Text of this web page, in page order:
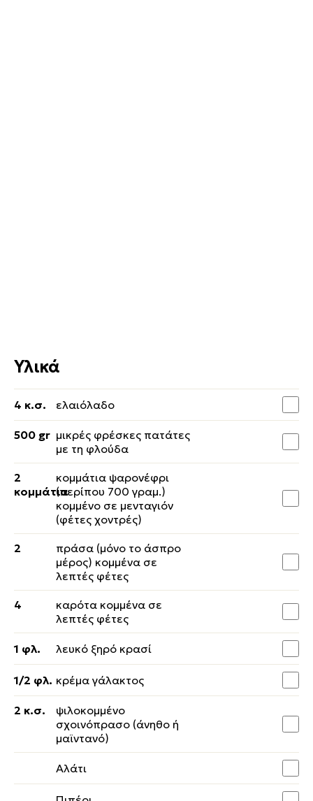
Υλικά
4 κ.σ. ελαιόλαδο
500 gr μικρές φρέσκες πατάτες
με τη φλούδα
2
κομμάτια
κομμάτια ψαρονέφρι
(περίπου 700 γραμ.)
κομμένο σε μενταγιόν
(φέτες χοντρές)
2
πράσα (μόνο το άσπρο
μέρος) κομμένα σε
λεπτές φέτες
4
καρότα κομμένα σε
λεπτές φέτες
1 φλ. λευκό ξηρό κρασί
1/2 φλ. κρέμα γάλακτος
2 κ.σ.
ψιλοκομμένο
σχοινόπρασο (άνηθο ή
μαϊντανό)
Αλάτι